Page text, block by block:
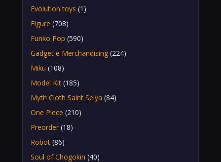
Evolution toys (1)
Figure (708)
Funko Pop (590)
Gadget e Merchandising (224)
Miku (108)
Model Kit (185)
Myth Cloth Saint Seiya (84)
One Piece (210)
Preorder (18)
Robot (86)
Soul of Chogokin (40)